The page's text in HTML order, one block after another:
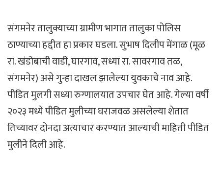
संगमनेर तालुक्याच्या ग्रामीण भागात तालुका पोलिस
ठाण्याच्या हद्दीत हा प्रकार घडला. सुभाष दिलीप मेंगाळ (मूळ
रा. खंडोबाची वाडी, घारगाव, सध्या रा. सावरगाव तळ,
संगमनेर) असे गुन्हा दाखल झालेल्या युवकाचे नाव आहे.
पीडित मुलगी सध्या रुग्णालयात उपचार घेत आहे. गेल्या वर्षी
२०२३ मध्ये पीडित मुलीच्या घराजवळ असलेल्या शेतात
तिच्यावर दोनदा अत्याचार करण्यात आल्याची माहिती पीडित
मुलीने दिली आहे.